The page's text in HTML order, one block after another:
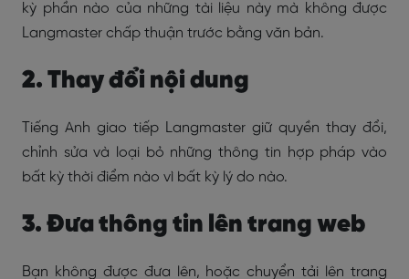
kỳ phần nào của những tài liệu này mà không được
Langmaster chấp thuận trước bằng văn bản.
2. Thay đổi nội dung
Tiếng Anh giao tiếp Langmaster giữ quyền thay đổi,
chỉnh sửa và loại bỏ những thông tin hợp pháp vào
bất kỳ thời điểm nào vì bất kỳ lý do nào.
3. Đưa thông tin lên trang web
Bạn không được đưa lên, hoặc chuyển tải lên trang